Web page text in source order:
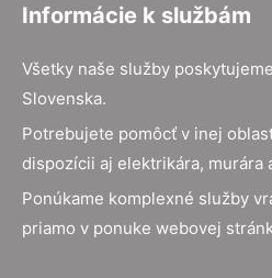
Informácie k službám
Všetky naše služby
Slovenska.
Potrebujete pomôcť v inej
dispozícii aj elektrikára, murára
Ponúkame komplexné služby
priamo v ponuke webovej